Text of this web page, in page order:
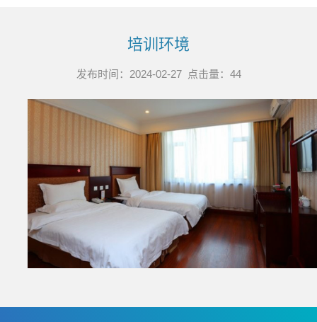
培训环境
发布时间：2024-02-27 点击量： 44